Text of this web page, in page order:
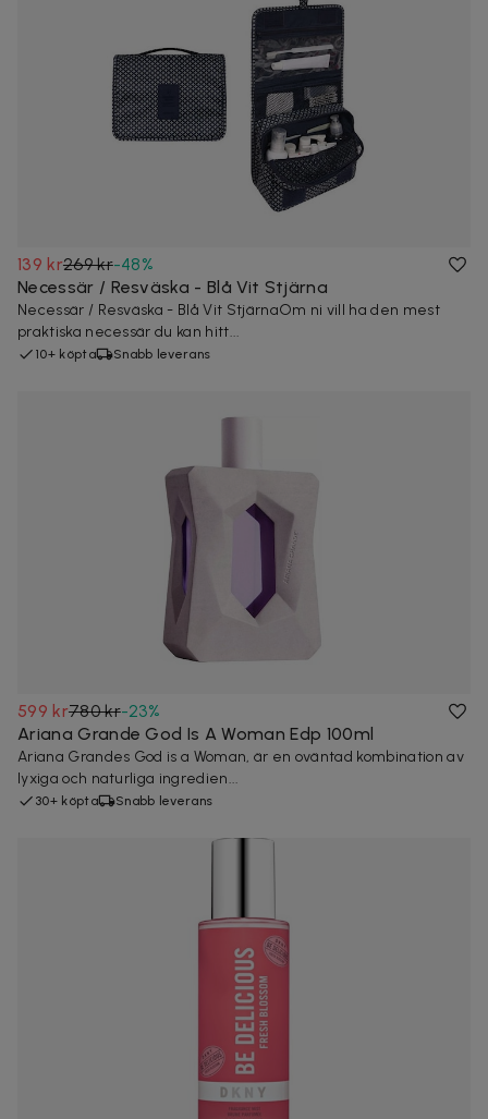
139 kr269 kr-48%
Necessär / Resväska - Blå Vit Stjärna
Necessär / Resväska - Blå Vit StjärnaOm ni vill ha den mest
praktiska necessär du kan hitt...
10+ köpta Snabb leverans
599 kr780 kr-23%
Ariana Grande God Is A Woman Edp 100ml
Ariana Grandes God is a Woman, är en oväntad kombination av
lyxiga och naturliga ingredien...
30+ köpta Snabb leverans